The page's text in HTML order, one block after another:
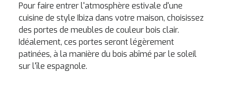
Pour faire entrer l'atmosphère estivale d'une
cuisine de style Ibiza dans votre maison, choisissez
des portes de meubles de couleur bois clair.
Idéalement, ces portes seront légèrement
patinées, à la manière du bois abîmé par le soleil
sur l'île espagnole.